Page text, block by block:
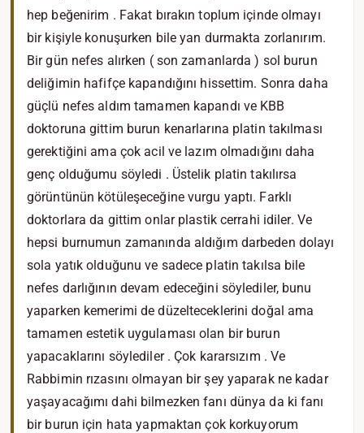
hep beğenirim . Fakat bırakın toplum içinde olmayı
bir kişiyle konuşurken bile yan durmakta zorlanırım.
Bir gün nefes alırken ( son zamanlarda ) sol burun
deliğimin hafifçe kapandığını hissettim. Sonra daha
güçlü nefes aldım tamamen kapandı ve KBB
doktoruna gittim burun kenarlarına platin takılması
gerektiğini ama çok acil ve lazım olmadığını daha
genç olduğumu söyledi . Üstelik platin takılırsa
görüntünün kötüleşeceğine vurgu yaptı. Farklı
doktorlara da gittim onlar plastik cerrahi idiler. Ve
hepsi burnumun zamanında aldığım darbeden dolayı
sola yatık olduğunu ve sadece platin takılsa bile
nefes darlığının devam edeceğini söylediler, bunu
yaparken kemerimi de düzelteceklerini doğal ama
tamamen estetik uygulaması olan bir burun
yapacaklarını söylediler . Çok kararsızım . Ve
Rabbimin rızasını olmayan bir şey yaparak ne kadar
yaşayacağımı dahi bilmezken fanı dünya da ki fanı
bir burun için hata yapmaktan çok korkuyorum